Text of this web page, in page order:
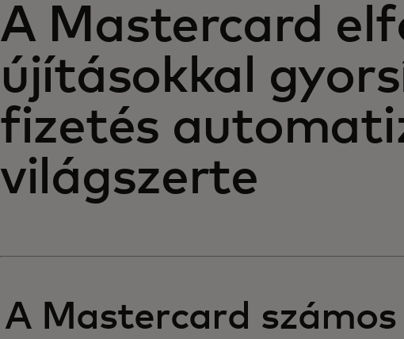
A Mastercard
újításokkal
fizetés
világszerte
A Mastercard számos